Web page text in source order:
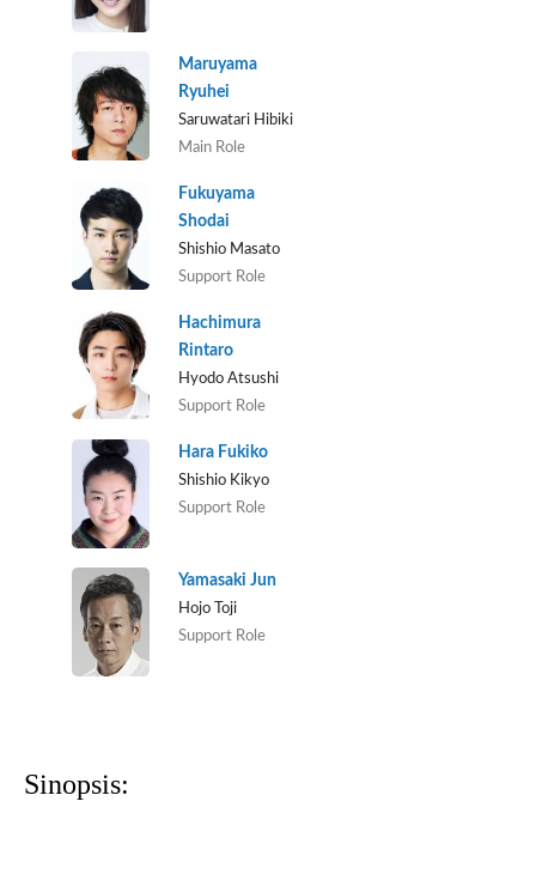
Maruyama
Ryuhei
Saruwatari Hibiki
Main Role
Fukuyama
Shodai
Shishio Masato
Support Role
Hachimura
Rintaro
Hyodo Atsushi
Support Role
Hara Fukiko
Shishio Kikyo
Support Role
Yamasaki Jun
Hojo Toji
Support Role
Sinopsis: